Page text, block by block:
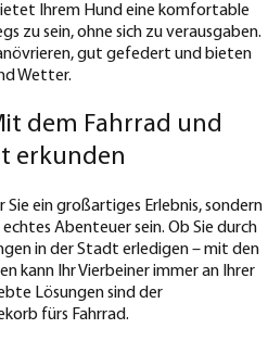
Ihrem Hund eine komfortable
zu sein, ohne sich zu verausgaben.
gut gefedert und bieten
Wetter.
dem Fahrrad und
erkunden
ein großartiges Erlebnis, sondern
Abenteuer sein. Ob Sie durch
in der Stadt erledigen – mit den
kann Ihr Vierbeiner immer an Ihrer
Lösungen sind der
fürs Fahrrad.